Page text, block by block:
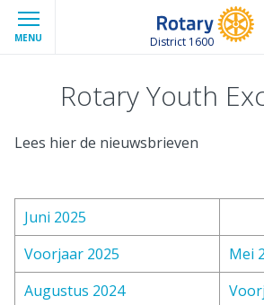
MENU District 1600
Rotary Youth
Lees hier de nieuwsbrieven
Juni 2025
Voorjaar 2025
Mei
Augustus 2024